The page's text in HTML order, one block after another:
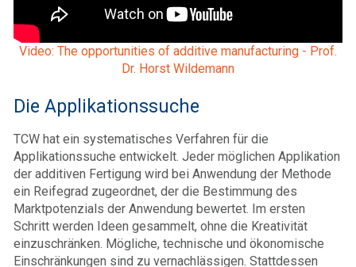
Video: The opportunities of additive manufacturing - Prof.
Dr. Horst Wildemann
Die Applikationssuche
TCW hat ein systematisches Verfahren für die
Applikationssuche entwickelt. Jeder möglichen Applikation
der additiven Fertigung wird bei Anwendung der Methode
ein Reifegrad zugeordnet, der die Bestimmung des
Marktpotenzials der Anwendung bewertet. Im ersten
Schritt werden Ideen gesammelt, ohne die Kreativität
einzuschränken. Mögliche, technische und ökonomische
Einschränkungen sind zu vernachlässigen. Stattdessen